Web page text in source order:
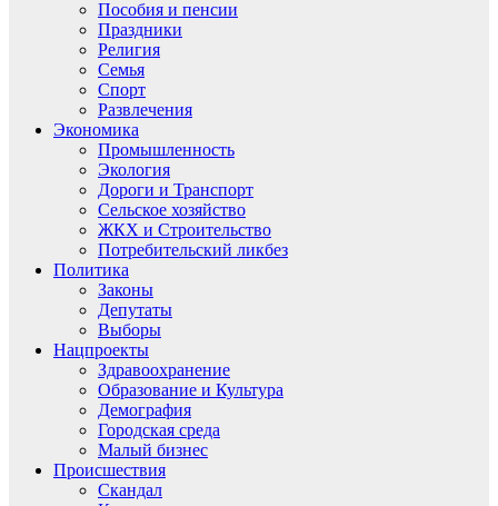
Пособия и пенсии
Праздники
Религия
Семья
Спорт
Развлечения
Экономика
Промышленность
Экология
Дороги и Транспорт
Сельское хозяйство
ЖКХ и Строительство
Потребительский ликбез
Политика
Законы
Депутаты
Выборы
Нацпроекты
Здравоохранение
Образование и Культура
Демография
Городская среда
Малый бизнес
Происшествия
Скандал